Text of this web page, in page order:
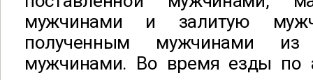
мужчинами и залитую
полученным мужчинами
мужчинами. Во время езды по